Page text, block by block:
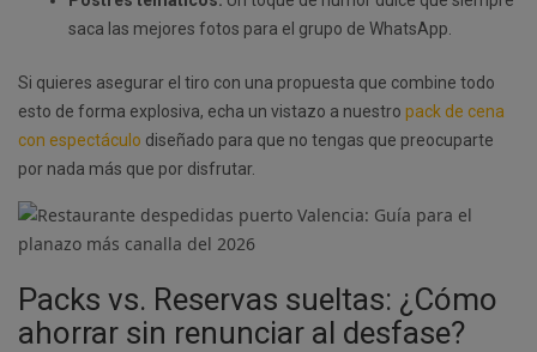
saca las mejores fotos para el grupo de WhatsApp.
Si quieres asegurar el tiro con una propuesta que combine todo
esto de forma explosiva, echa un vistazo a nuestro pack de cena
con espectáculo diseñado para que no tengas que preocuparte
por nada más que por disfrutar.
Packs vs. Reservas sueltas: ¿Cómo
ahorrar sin renunciar al desfase?